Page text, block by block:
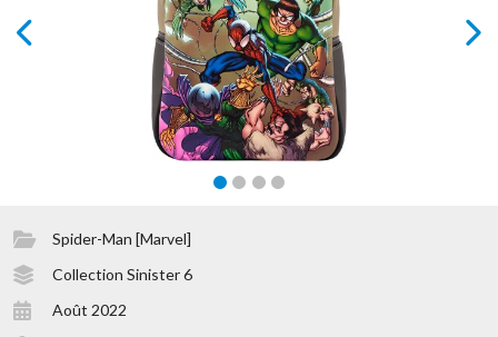
Spider-Man [Marvel]
Collection Sinister 6
Août 2022